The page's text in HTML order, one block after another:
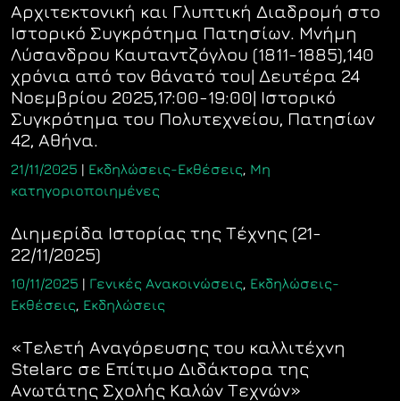
Αρχιτεκτονική και Γλυπτική Διαδρομή στο
Ιστορικό Συγκρότημα Πατησίων. Μνήμη
Λύσανδρου Καυταντζόγλου (1811-1885),140
χρόνια από τον θάνατό του| Δευτέρα 24
Νοεμβρίου 2025,17:00-19:00| Ιστορικό
Συγκρότημα του Πολυτεχνείου, Πατησίων
42, Αθήνα.
21/11/2025 | Εκδηλώσεις-Εκθέσεις, Μη
κατηγοριοποιημένες
Διημερίδα Ιστορίας της Τέχνης (21-
22/11/2025)
10/11/2025 | Γενικές Ανακοινώσεις, Εκδηλώσεις-
Εκθέσεις, Εκδηλώσεις
«Τελετή Αναγόρευσης του καλλιτέχνη
Stelarc σε Επίτιμο Διδάκτορα της
Ανωτάτης Σχολής Καλών Τεχνών»